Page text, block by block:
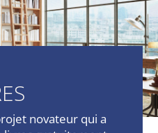
novateur qui a